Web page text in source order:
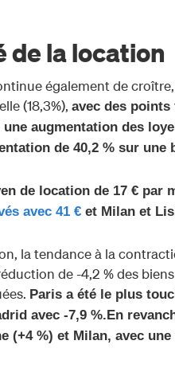
de la location
également de
(18,3%), avec des
augmentation des
de 40,2 % sur une
de location de 17 € par
avec 41 € et Milan et
la tendance à la
de -4,2 % des
Paris a été le plus
avec -7,9 %.En
(+4 %) et Milan, avec